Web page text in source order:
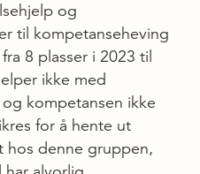
og
til kompetanseheving
8 plasser i 2023 til
ikke med
kompetansen ikke
for å hente ut
hos denne gruppen,